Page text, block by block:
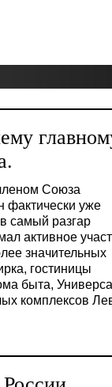
Союза
фактически уже
самый разгар
активное
значительных
гостиницы
быта,
комплексов